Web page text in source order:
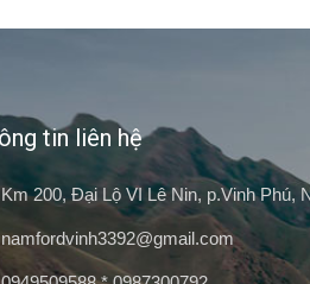
tin liên hệ
Km 200, Đại Lộ VI Lê Nin, p.Vinh Phú,
namfordvinh3392@gmail.com